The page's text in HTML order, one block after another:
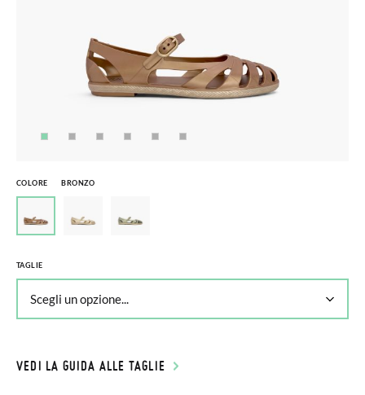
COLORE BRONZO
TAGLIE
VEDI LA GUIDA ALLE TAGLIE